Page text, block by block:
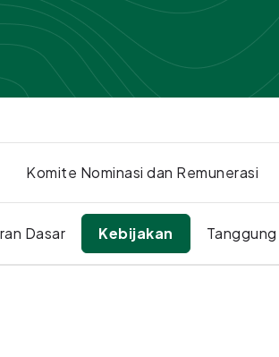
Komite Nominasi dan Remunerasi
Dasar Kebijakan